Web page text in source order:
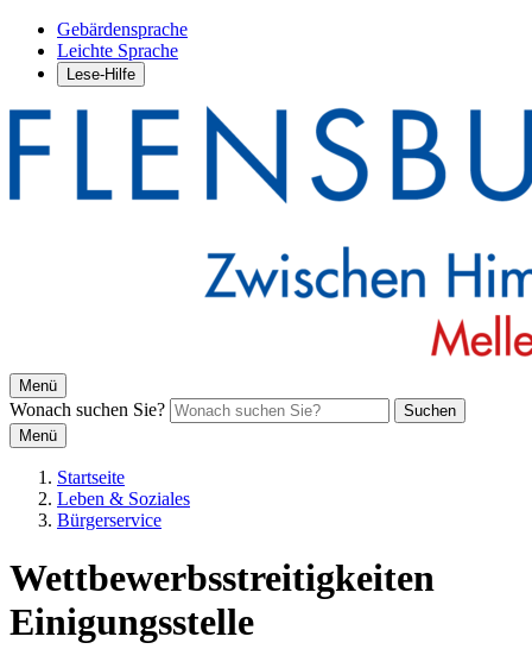
Gebärdensprache
Leichte Sprache
Lese-Hilfe
Menü
Wonach suchen Sie?
Suchen
Menü
Startseite
Leben & Soziales
Bürgerservice
Wettbewerbsstreitigkeiten
Einigungsstelle